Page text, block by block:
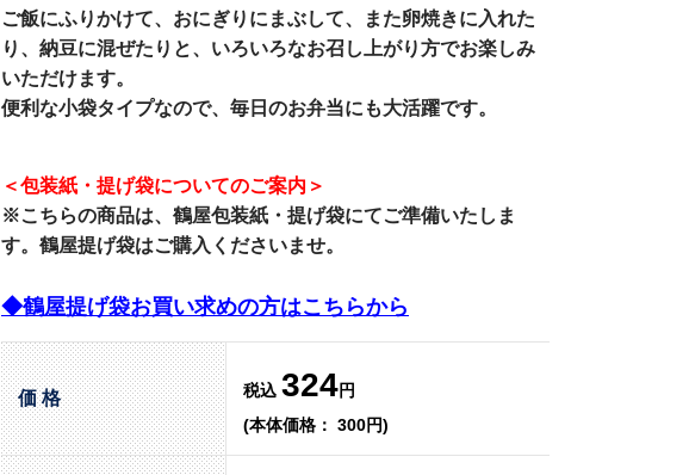
ご飯にふりかけて、おにぎりにまぶして、また卵焼きに入れた
り、納豆に混ぜたりと、いろいろなお召し上がり方でお楽しみ
いただけます。
便利な小袋タイプなので、毎日のお弁当にも大活躍です。
＜包装紙・提げ袋についてのご案内＞
※こちらの商品は、 鶴屋包装紙・提げ袋にてご準備いたしま
す。鶴屋提げ袋はご購入くださいませ。
◆鶴屋提げ袋お買い求めの方はこちらから
価 格 税込 324円
(本体価格： 300円)